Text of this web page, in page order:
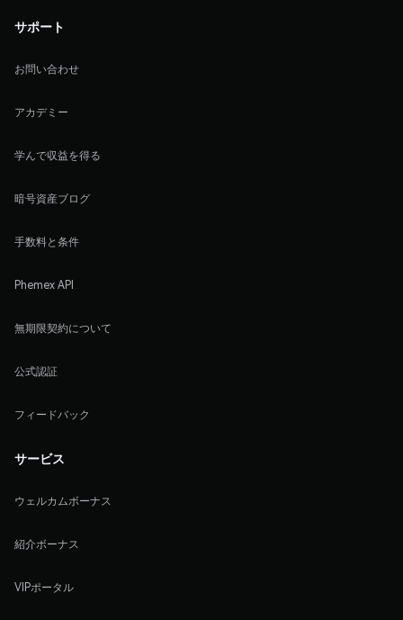
サポート
お問い合わせ
アカデミー
学んで収益を得る
暗号資産ブログ
手数料と条件
Phemex API
無期限契約について
公式認証
フィードバック
サービス
ウェルカムボーナス
紹介ボーナス
VIPポータル